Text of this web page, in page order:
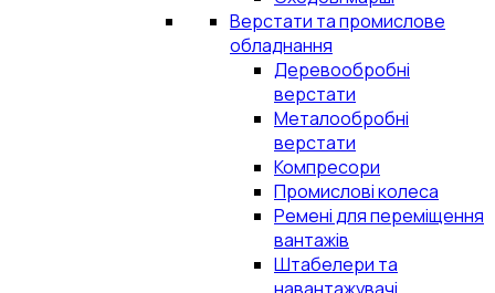
Верстати та промислове
обладнання
Деревообробні
верстати
Металообробні
верстати
Компресори
Промислові колеса
Ремені для переміщення
вантажів
Штабелери та